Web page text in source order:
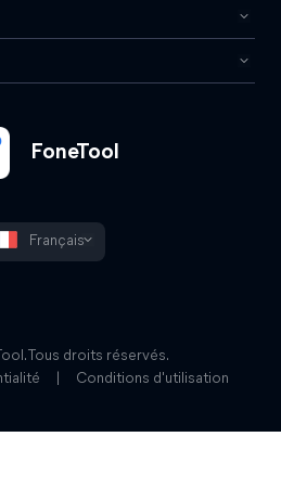
FoneTool
Français
Tous droits réservés.
Conditions d'utilisation